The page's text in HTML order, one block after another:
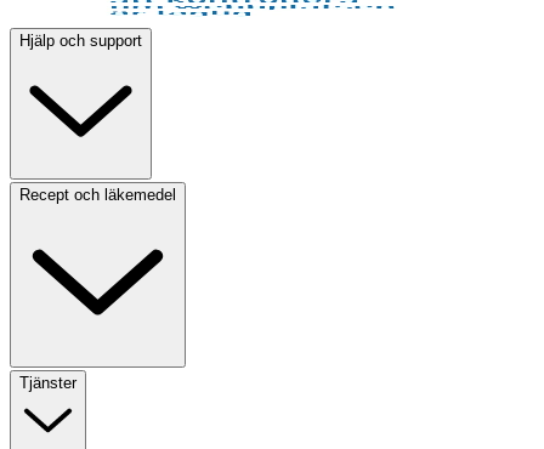
Hjälp och support
Recept och läkemedel
Tjänster